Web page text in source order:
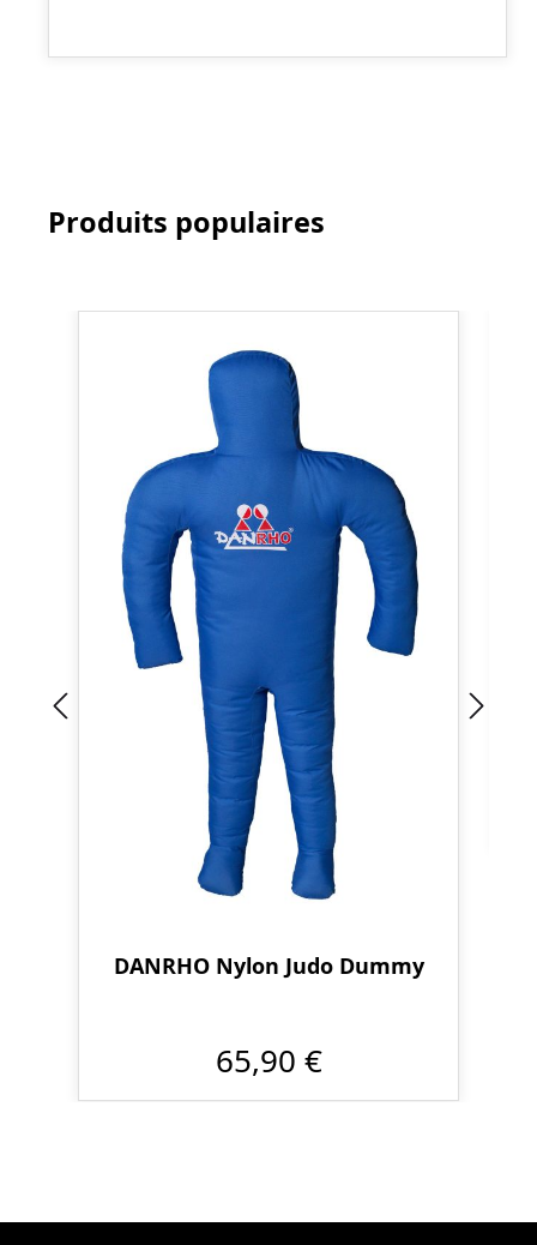
Produits populaires
DANRHO Nylon Judo Dummy
65,90 €